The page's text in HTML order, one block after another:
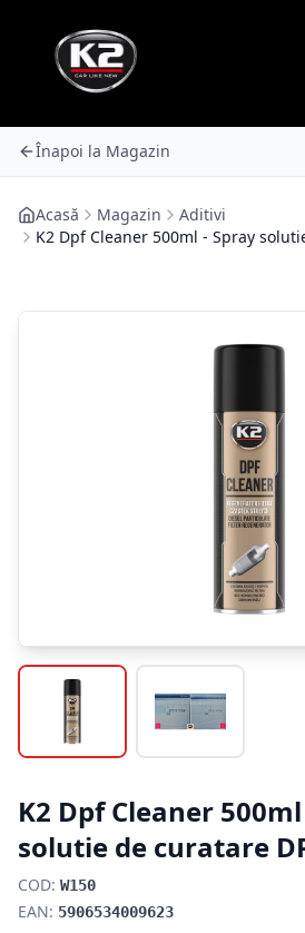
Înapoi la Magazin
Acasă Magazin
Aditivi
K2 Dpf Cleaner 500ml - Spray
K2 Dpf Cleaner
solutie de curatare
COD: W150
EAN: 5906534009623